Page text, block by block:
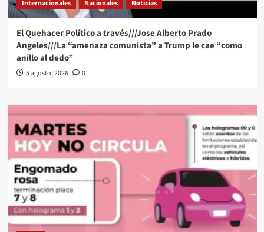
Internacionales Nacionales Noticias
El Quehacer Político a través///Jose Alberto Prado
Angeles///La “amenaza comunista” a Trump le cae “como
anillo al dedo”
5 agosto, 2026 0